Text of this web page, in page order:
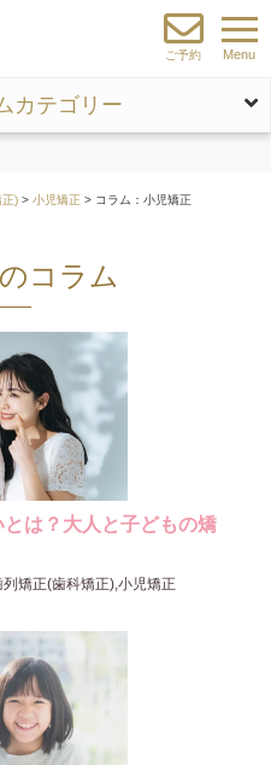
ご予約 Menu
カテゴリー
正) > 小児矯正 > コラム：小児矯正
コラム
は？大人と子どもの矯
列矯正(歯科矯正),小児矯正